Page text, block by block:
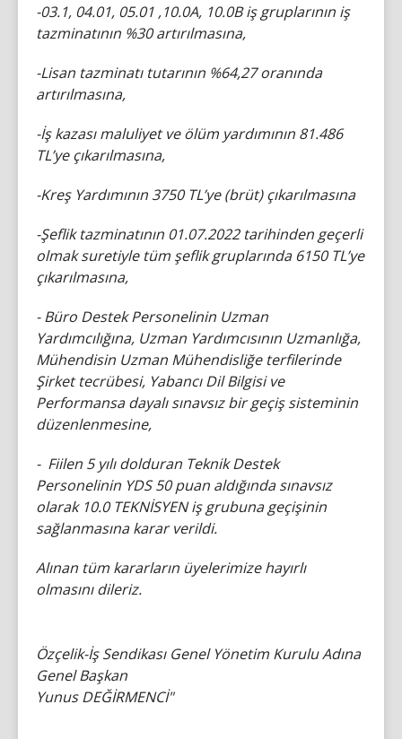
-03.1, 04.01, 05.01 ,10.0A, 10.0B iş gruplarının iş
tazminatının %30 artırılmasına,
-Lisan tazminatı tutarının %64,27 oranında
artırılmasına,
-İş kazası maluliyet ve ölüm yardımının 81.486
TL’ye çıkarılmasına,
-Kreş Yardımının 3750 TL’ye (brüt) çıkarılmasına
-Şeflik tazminatının 01.07.2022 tarihinden geçerli
olmak suretiyle tüm şeflik gruplarında 6150 TL’ye
çıkarılmasına,
- Büro Destek Personelinin Uzman
Yardımcılığına, Uzman Yardımcısının Uzmanlığa,
Mühendisin Uzman Mühendisliğe terfilerinde
Şirket tecrübesi, Yabancı Dil Bilgisi ve
Performansa dayalı sınavsız bir geçiş sisteminin
düzenlenmesine,
- Fiilen 5 yılı dolduran Teknik Destek
Personelinin YDS 50 puan aldığında sınavsız
olarak 10.0 TEKNİSYEN iş grubuna geçişinin
sağlanmasına karar verildi.
Alınan tüm kararların üyelerimize hayırlı
olmasını dileriz.
Özçelik-İş Sendikası Genel Yönetim Kurulu Adına
Genel Başkan
Yunus DEĞİRMENCİ"